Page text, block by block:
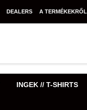
DEALERS A TERMÉKEKRŐL
INGEK // T-SHIRTS